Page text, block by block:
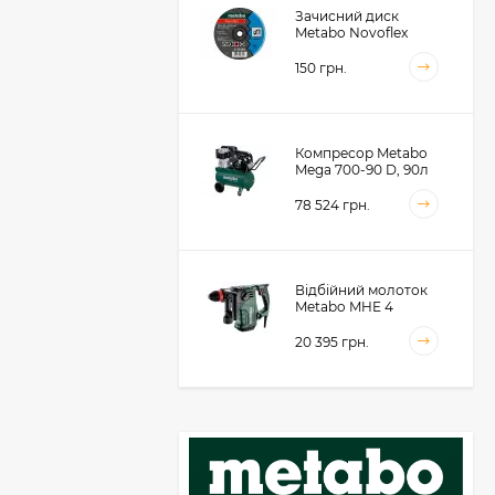
Зачисний диск
Metabo Novoflex
(616468000)
150 грн.
Компресор Metabo
Mega 700-90 D, 90л
78 524 грн.
Відбійний молоток
Metabo MHE 4
20 395 грн.
фрезер для обробки
металевих крайок
Metabo KFMVB 18 LTX
50 104 грн.